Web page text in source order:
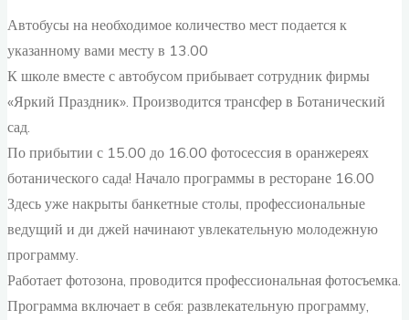
Автобусы на необходимое количество мест подается к
указанному вами месту в 13.00
К школе вместе с автобусом прибывает сотрудник фирмы
«Яркий Праздник». Производится трансфер в Ботанический
сад.
По прибытии с 15.00 до 16.00 фотосессия в оранжереях
ботанического сада! Начало программы в ресторане 16.00
Здесь уже накрыты банкетные столы, профессиональные
ведущий и ди джей начинают увлекательную молодежную
программу.
Работает фотозона, проводится профессиональная фотосъемка.
Программа включает в себя: развлекательную программу,